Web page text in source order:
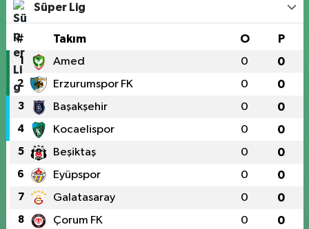
Süper Lig
# Takım O P
1 Amed 0 0
2 Erzurumspor FK 0 0
3 Başakşehir 0 0
4 Kocaelispor 0 0
5 Beşiktaş 0 0
6 Eyüpspor 0 0
7 Galatasaray 0 0
8 Çorum FK 0 0